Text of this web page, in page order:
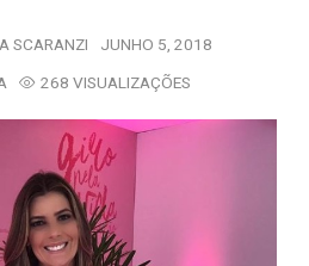
SCARANZI JUNHO 5, 2018
268 VISUALIZAÇÕES